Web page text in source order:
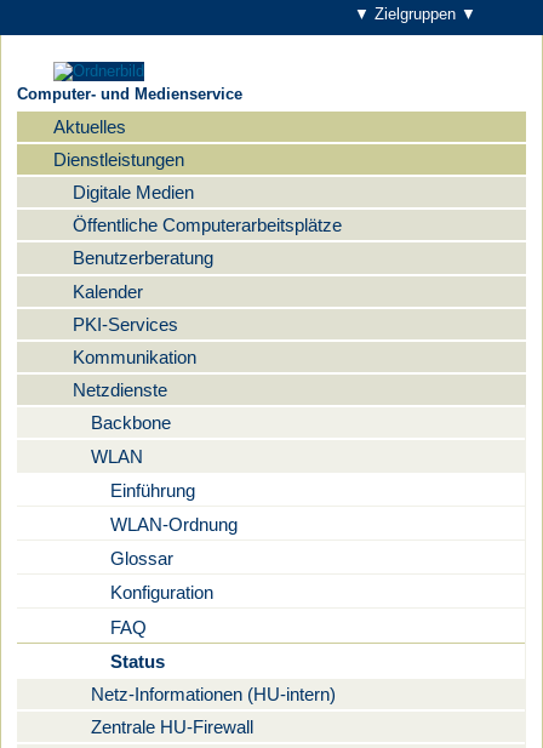
▼ Zielgruppen ▼
Computer- und Medienservice
Navigation
Aktuelles
Dienstleistungen
Digitale Medien
Öffentliche Computerarbeitsplätze
Benutzerberatung
Kalender
PKI-Services
Kommunikation
Netzdienste
Backbone
WLAN
Einführung
WLAN-Ordnung
Glossar
Konfiguration
FAQ
Status
Netz-Informationen (HU-intern)
Zentrale HU-Firewall